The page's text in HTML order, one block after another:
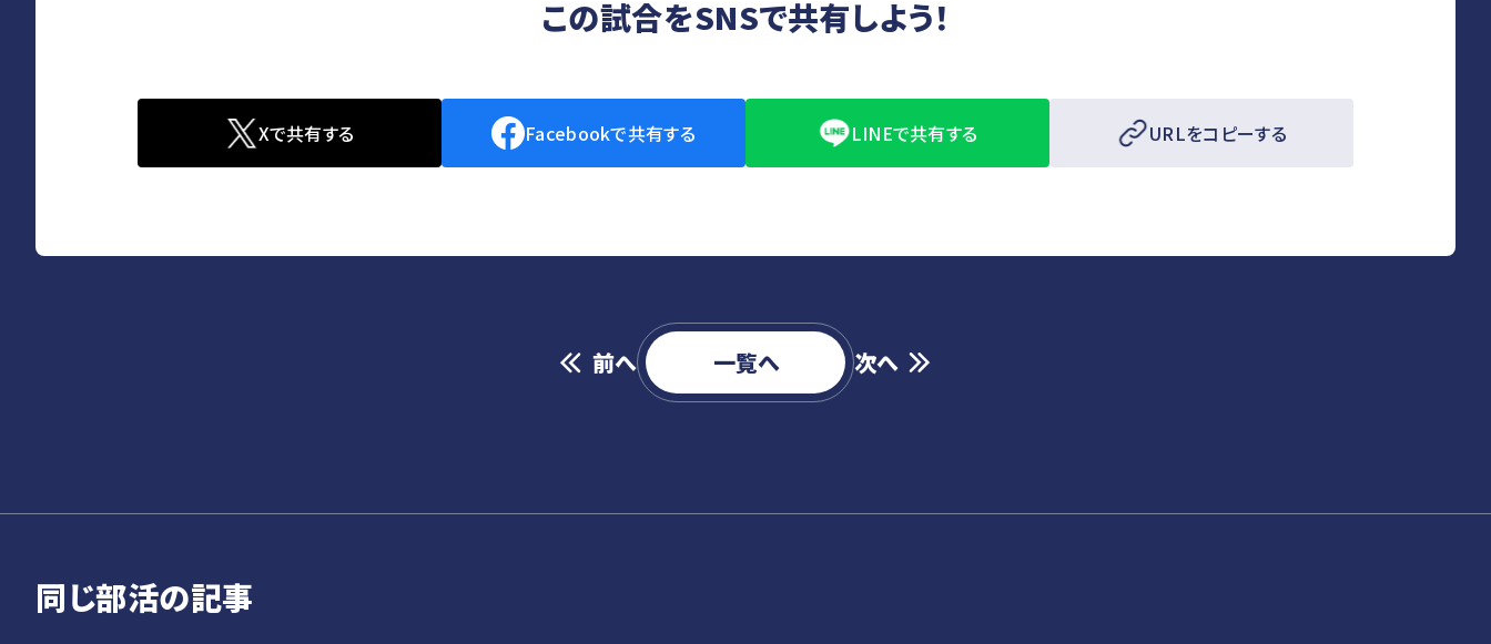
キーワードから試合を探す
この試合をSNSで共有しよう！
Xで共有する Facebookで共有する LINEで共有する URLをコピーする
前へ 一覧へ 次へ
同じ部活の記事